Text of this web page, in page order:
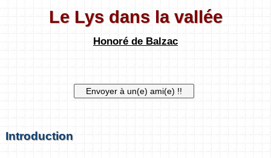
Le Lys dans la vallée
Honoré de Balzac
Introduction